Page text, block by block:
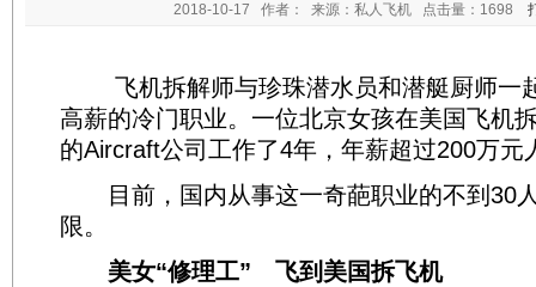
2018-10-17 作者： 来源：私人飞机 点击量： 1698
飞机拆解师与珍珠潜水员和潜艇厨师一
高薪的冷门职业。一位北京女孩在美国飞机
的Aircraft公司工作了4年，年薪超过200万元
目前，国内从事这一奇葩职业的不到30人
限。
美女“修理工” 飞到美国拆飞机